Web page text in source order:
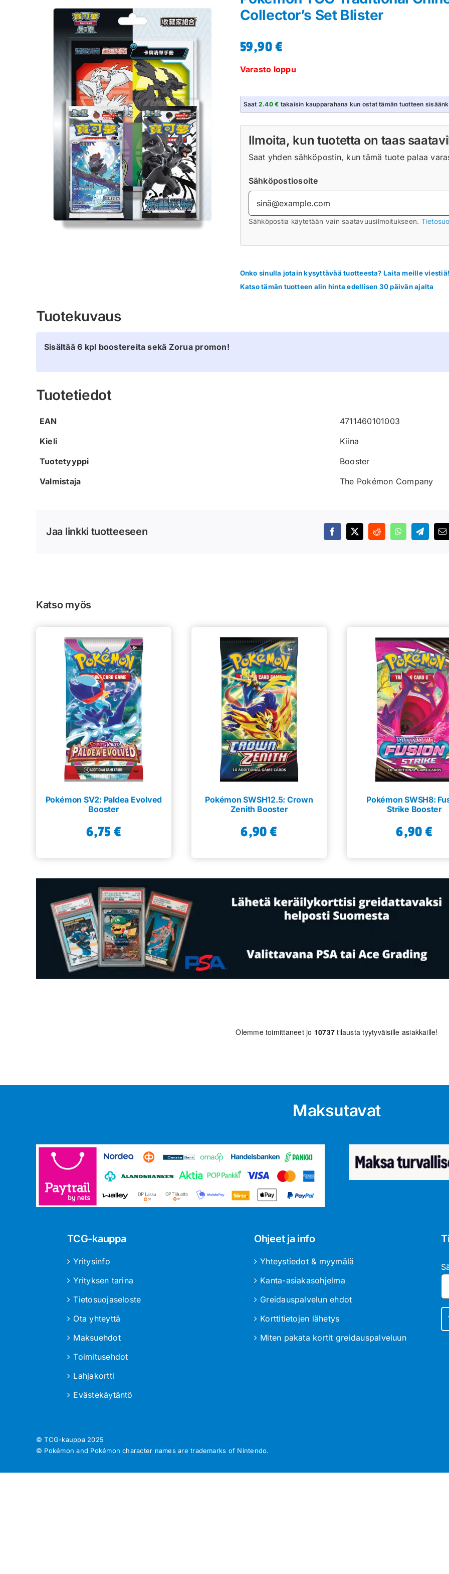
Collector’s Set Blister
59,90€
Varasto loppu
Saat 2.40 € takaisin kaupparahana kun ostat tämän tuotteen
Ilmoita, kun tuotetta on taas
Saat yhden sähköpostin, kun tämä tuote palaa
Sähköpostiosoite
Sähköpostia käytetään vain saatavuusilmoitukseen.
Onko sinulla jotain kysyttävää tuotteesta? Laita meille
Katso tämän tuotteen alin hinta edellisen 30 päivän ajalta
Tuotekuvaus
Sisältää 6 kpl boostereita sekä Zorua promon!
Tuotetiedot
EAN
4711460101003
Kieli
Kiina
Tuotetyyppi
Booster
Valmistaja
The Pokémon Company
Jaa linkki tuotteeseen
Katso myös
Pokémon SV2: Paldea Evolved
Booster
6,75 €
Pokémon SWSH12.5: Crown
Zenith Booster
6,90€
Pokémon SWSH8:
Strike Booster
6,90€
Olemme toimittaneet jo 10737 tilausta tyytyväisille asiakkaille!
Maksutavat
TCG-kauppa
Yritysinfo
Yrityksen tarina
Tietosuojaseloste
Ota yhteyttä
Maksuehdot
Toimitusehdot
Lahjakortti
Evästekäytäntö
Ohjeet ja info
Yhteystiedot & myymälä
Kanta-asiakasohjelma
Greidauspalvelun ehdot
Korttitietojen lähetys
Miten pakata kortit greidauspalveluun
© TCG-kauppa 2025
© Pokémon and Pokémon character names are trademarks of Nintendo.